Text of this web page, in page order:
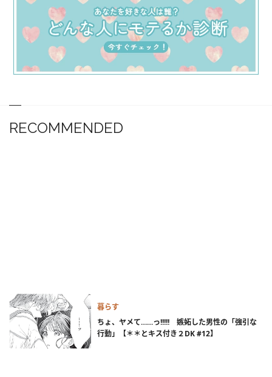
RECOMMENDED
暮らす
ちょ、ヤメて……っ!!!!! 嫉妬した男性の「強引な
行動」【＊＊とキス付き２DK #12】